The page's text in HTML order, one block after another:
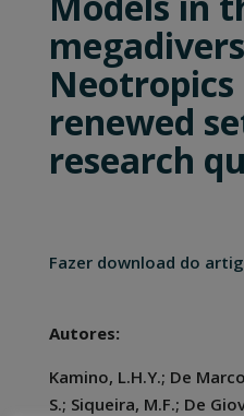
Neotropics
renewed
research
Fazer download do
Autores:
Kamino, L.H.Y.; De
S.; Siqueira, M.F.; De